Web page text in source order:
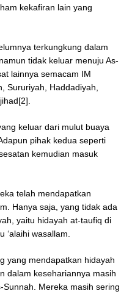
kekafiran lain yang
terkungkung dalam
tidak keluar menuju As-
lainnya semacam IM
Sururiyah, Haddadiyah,
keluar dari mulut buaya
pihak kedua seperti
kemudian masuk
telah mendapatkan
Hanya saja, yang tidak ada
yaitu hidayah at-taufiq di
‘alaihi wasallam.
yang mendapatkan hidayah
dalam kesehariannya masih
Mereka masih sering